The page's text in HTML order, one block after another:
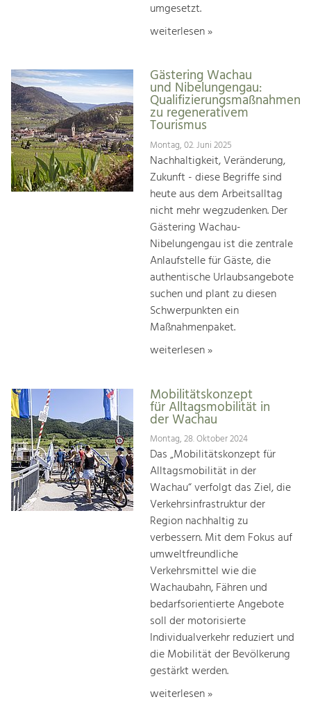
umgesetzt.
weiterlesen »
Gästering Wachau
und Nibelungengau:
Qualifizierungsmaßnahmen
zu regenerativem
Tourismus
Montag, 02. Juni 2025
Nachhaltigkeit, Veränderung,
Zukunft - diese Begriffe sind
heute aus dem Arbeitsalltag
nicht mehr wegzudenken. Der
Gästering Wachau-
Nibelungengau ist die zentrale
Anlaufstelle für Gäste, die
authentische Urlaubsangebote
suchen und plant zu diesen
Schwerpunkten ein
Maßnahmenpaket.
weiterlesen »
Mobilitätskonzept
für Alltagsmobilität in
der Wachau
Montag, 28. Oktober 2024
Das „Mobilitätskonzept für
Alltagsmobilität in der
Wachau“ verfolgt das Ziel, die
Verkehrsinfrastruktur der
Region nachhaltig zu
verbessern. Mit dem Fokus auf
umweltfreundliche
Verkehrsmittel wie die
Wachaubahn, Fähren und
bedarfsorientierte Angebote
soll der motorisierte
Individualverkehr reduziert und
die Mobilität der Bevölkerung
gestärkt werden.
weiterlesen »